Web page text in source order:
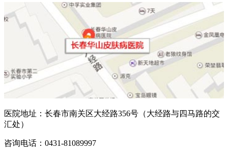
医院地址：长春市南关区大经路356号（大经路与四马路的交
汇处）
咨询电话：0431-81089997